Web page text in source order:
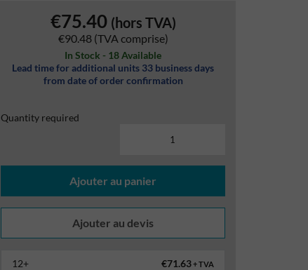
€75.40 (hors TVA)
€90.48 (TVA comprise)
In Stock - 18 Available
Lead time for additional units 33 business days
from date of order confirmation
Quantity required
Ajouter au panier
12+ €71.63+ TVA